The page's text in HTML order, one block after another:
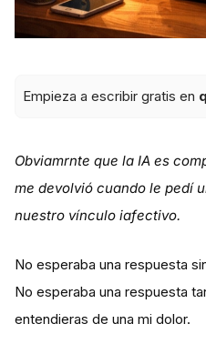
Empieza a escribir gratis en
Obviamrnte que la IA es
me devolvió cuando le pedí
nuestro vínculo iafectivo.
No esperaba una respuesta
No esperaba una respuesta
entendieras de una mi dolor.